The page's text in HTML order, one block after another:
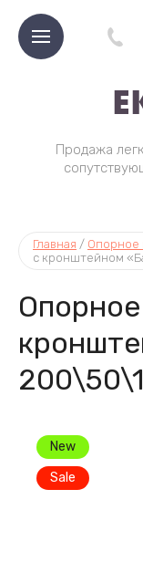
Продажа
Главная / Опорное
с кронштейном
New
Sale